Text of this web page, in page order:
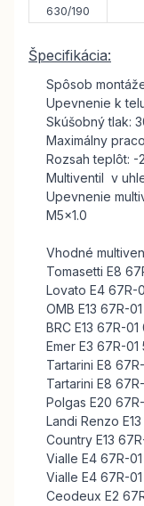
630/190
Špecifikácia:
Spôsob
Upevnenie k
Skúšobný tlak:
Maximálny
Rozsah teplôt: -
Multiventil v
Upevnenie
M5x1.0
Vhodné
Tomasetti E8
Lovato E4 67R-
OMB E13 67R-
BRC E13 67R-
Emer E3 67R-01
Tartarini E8
Tartarini E8
Polgas E20
Landi Renzo
Country E13
Vialle E4 67R-
Vialle E4 67R-01
Ceodeux E2